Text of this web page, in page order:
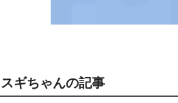
スギちゃんの記事